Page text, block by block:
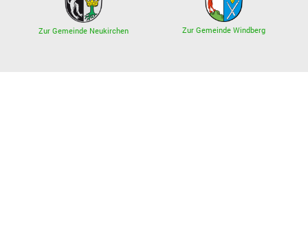
Zur Gemeinde Neukirchen Zur Gemeinde Windberg